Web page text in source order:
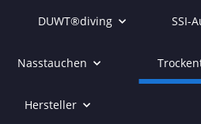
DUWT®diving SSI-
Nasstauchen
Hersteller